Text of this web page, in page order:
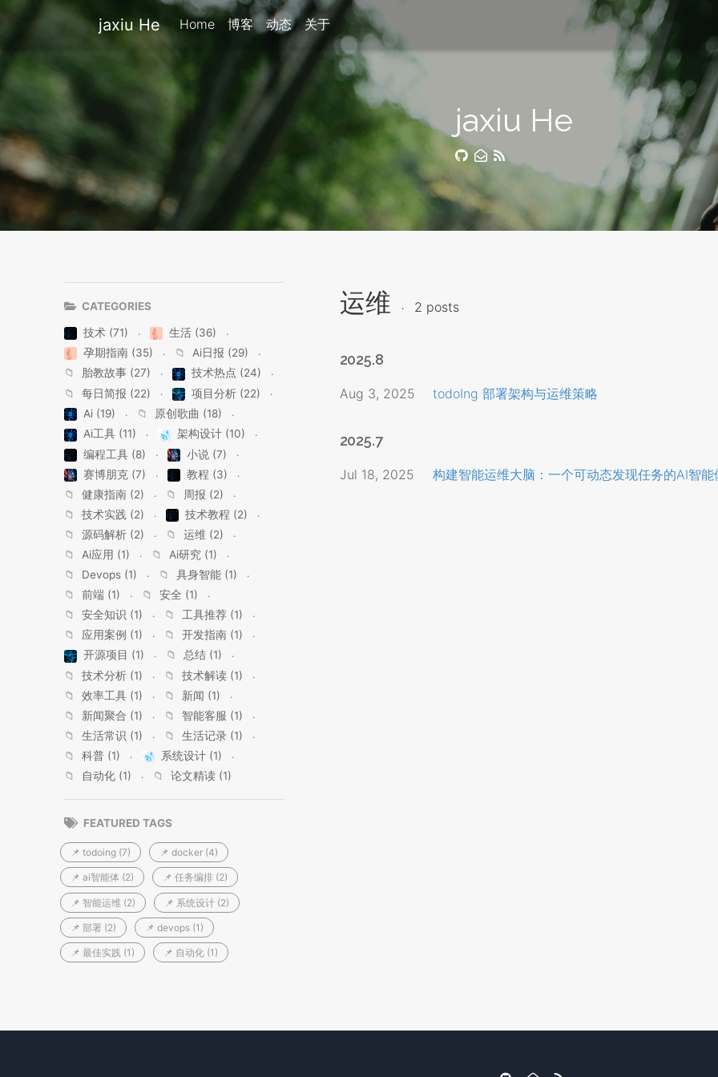
jaxiu He Home 博客 动态 关于
jaxiu He
CATEGORIES
技术 (71)
生活 (36)
孕期指南 (35)
📁
Ai日报 (29)
📁
胎教故事 (27)
技术热点 (24)
📁
每日简报 (22)
项目分析 (22)
Ai (19)
📁
原创歌曲 (18)
Ai工具 (11)
架构设计 (10)
编程工具 (8)
小说 (7)
赛博朋克 (7)
教程 (3)
📁
健康指南 (2) 📁
周报 (2)
📁
技术实践 (2)
技术教程 (2)
📁
源码解析 (2) 📁
运维 (2)
📁
Ai应用 (1) 📁
Ai研究 (1)
📁
Devops (1) 📁
具身智能 (1)
📁
前端 (1) 📁
安全 (1)
📁
安全知识 (1) 📁
工具推荐 (1)
📁
应用案例 (1) 📁
开发指南 (1)
开源项目 (1)
📁
总结 (1)
📁
技术分析 (1) 📁
技术解读 (1)
📁
效率工具 (1) 📁
新闻 (1)
📁
新闻聚合 (1) 📁
智能客服 (1)
📁
生活常识 (1) 📁
生活记录 (1)
📁
科普 (1)
系统设计 (1)
📁
自动化 (1) 📁 论文精读 (1)
FEATURED TAGS
📌 todoing (7) 📌 docker (4)
📌 ai智能体 (2) 📌 任务编排 (2)
📌 智能运维 (2) 📌 系统设计 (2)
📌 部署 (2) 📌 devops (1)
📌 最佳实践 (1) 📌 自动化 (1)
运维 2 posts
2025.8
Aug 3, 2025 todoIng 部署架构与运维策略
2025.7
Jul 18, 2025 构建智能运维大脑：一个可动态发现任务的AI智能